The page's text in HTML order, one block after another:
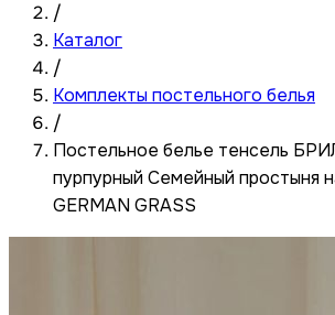
/
Каталог
/
Комплекты постельного белья
/
Постельное белье тенсель
пурпурный Семейный простыня
GERMAN GRASS